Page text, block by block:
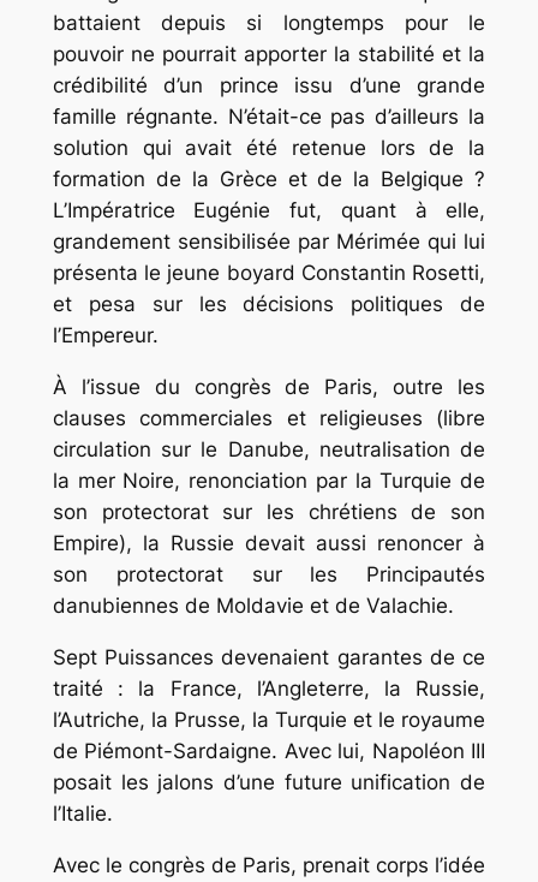
battaient depuis si longtemps pour le
pouvoir ne pourrait apporter la stabilité et la
crédibilité d’un prince issu d’une grande
famille régnante. N’était-ce pas d’ailleurs la
solution qui avait été retenue lors de la
formation de la Grèce et de la Belgique ?
L’Impératrice Eugénie fut, quant à elle,
grandement sensibilisée par Mérimée qui lui
présenta le jeune boyard Constantin Rosetti,
et pesa sur les décisions politiques de
l’Empereur.
À l’issue du congrès de Paris, outre les
clauses commerciales et religieuses (libre
circulation sur le Danube, neutralisation de
la mer Noire, renonciation par la Turquie de
son protectorat sur les chrétiens de son
Empire), la Russie devait aussi renoncer à
son protectorat sur les Principautés
danubiennes de Moldavie et de Valachie.
Sept Puissances devenaient garantes de ce
traité : la France, l’Angleterre, la Russie,
l’Autriche, la Prusse, la Turquie et le royaume
de Piémont-Sardaigne. Avec lui, Napoléon III
posait les jalons d’une future unification de
l’Italie.
Avec le congrès de Paris, prenait corps l’idée